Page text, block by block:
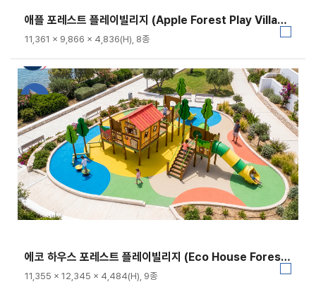
애플 포레스트 플레이빌리지 (Apple Forest Play Village)｜GGPG-003A-2
11,361 × 9,866 × 4,836(H), 8종
에코 하우스 포레스트 플레이빌리지 (Eco House Forest Play Village)｜GGPG-003A-3
11,355 × 12,345 × 4,484(H), 9종